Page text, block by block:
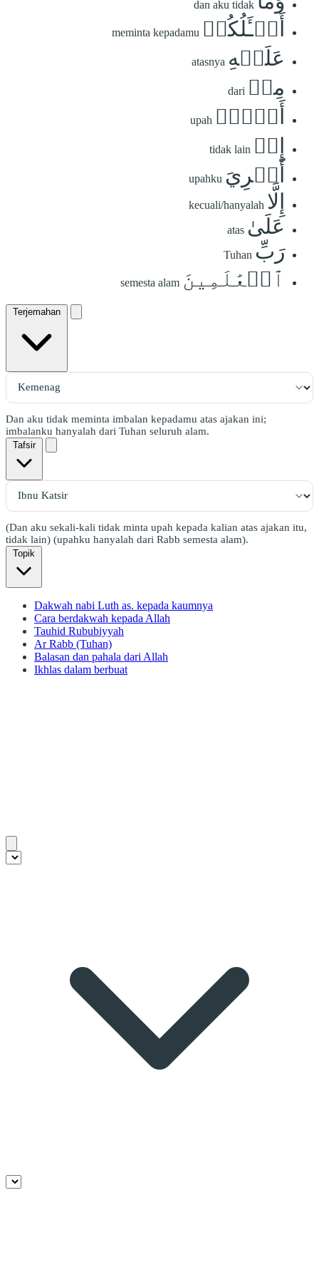
dan aku tidak
أَسۡـَٔلُكُمۡ meminta kepadamu
عَلَيۡهِ atasnya
مِنۡ dari
أَجۡرٍۖ upah
إِنۡ tidak lain
أَجۡرِيَ upahku
إِلَّا kecuali/hanyalah
عَلَىٰ atas
رَبِّ Tuhan
ٱلۡعَٰلَمِينَ semesta alam
Terjemahan
Dan aku tidak meminta imbalan kepadamu atas ajakan ini;
imbalanku hanyalah dari Tuhan seluruh alam.
Tafsir
(Dan aku sekali-kali tidak minta upah kepada kalian atas ajakan itu,
tidak lain) (upahku hanyalah dari Rabb semesta alam).
Topik
Dakwah nabi Luth as. kepada kaumnya
Cara berdakwah kepada Allah
Tauhid Rububiyyah
Ar Rabb (Tuhan)
Balasan dan pahala dari Allah
Ikhlas dalam berbuat